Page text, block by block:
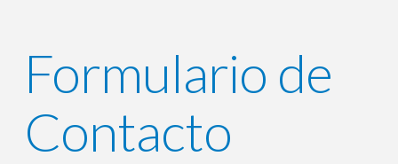
Formulario de
Contacto